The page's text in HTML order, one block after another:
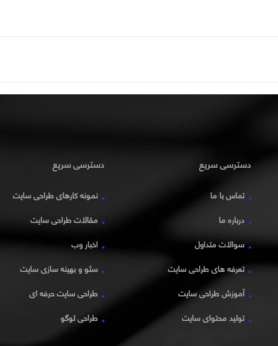
دسترسی سریع
تماس با ما
درباره ما
سوالات متداول
تعرفه های طراحی سایت
آموزش طراحی سایت
تولید محتوای سایت
دسترسی سریع
نمونه کارهای طراحی سایت
مقالات طراحی سایت
اخبار وب
سئو و بهینه سازی سایت
طراحی سایت حرفه ای
طراحی لوگو